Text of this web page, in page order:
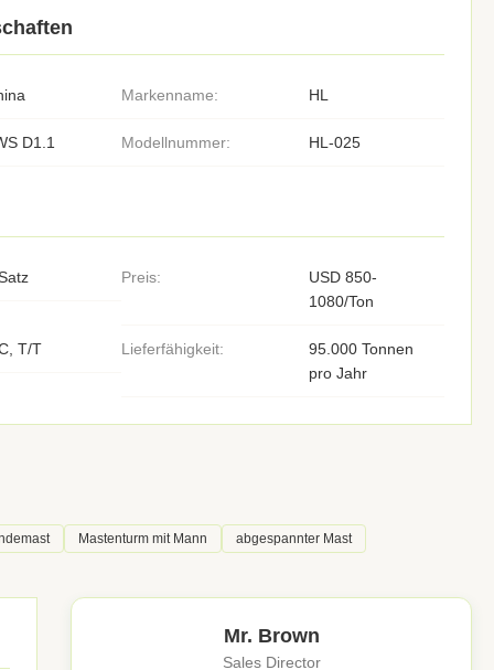
Markenname: HL
D1.1 Modellnummer: HL-025
Preis:
USD 850-
1080/Ton
T/T Lieferfähigkeit:
95.000 Tonnen
pro Jahr
Mastenturm mit Mann abgespannter Mast
Mr. Brown
Sales Director